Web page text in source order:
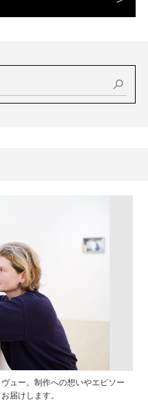
ュー。制作への想いやエピソー
届けします。